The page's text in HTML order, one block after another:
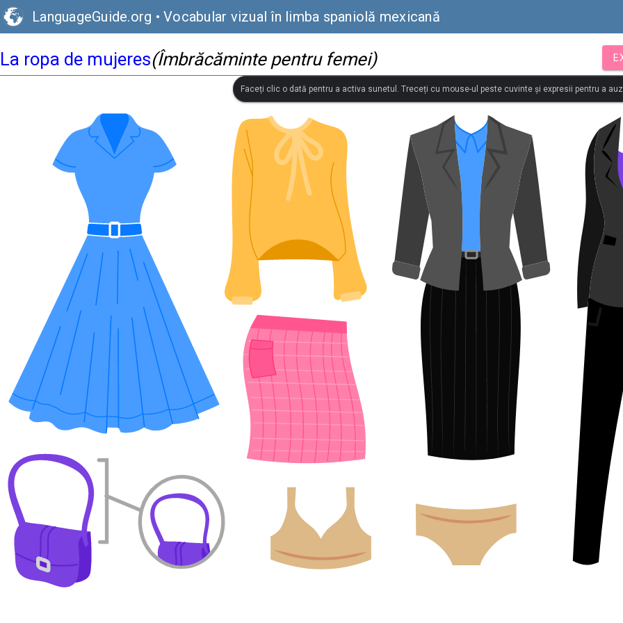
LanguageGuide.org • Vocabular vizual în limba spaniolă mexicană
La ropa de mujeres(Îmbrăcăminte pentru femei)
Faceți clic o dată pentru a activa sunetul. Treceți cu mouse-ul peste cuvinte și expresii pentru a